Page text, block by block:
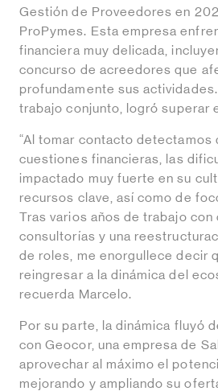
Gestión de Proveedores en
ProPymes. Esta empresa
financiera muy delicada,
concurso de acreedores que
profundamente sus
trabajo conjunto, logró superar
“Al tomar contacto detectamos
cuestiones financieras, las
impactado muy fuerte en su
recursos clave, así como de
Tras varios años de trabajo con
consultorías y una
de roles, me enorgullece decir
reingresar a la dinámica del
recuerda Marcelo.
Por su parte, la dinámica fluyó
con Geocor, una empresa de
aprovechar al máximo el
mejorando y ampliando su